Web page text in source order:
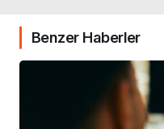
Benzer Haberler